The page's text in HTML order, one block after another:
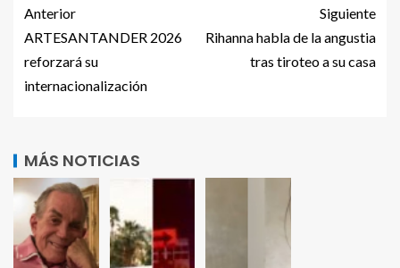
Anterior
ARTESANTANDER 2026
reforzará su
internacionalización
Siguiente
Rihanna habla de la angustia
tras tiroteo a su casa
MÁS NOTICIAS